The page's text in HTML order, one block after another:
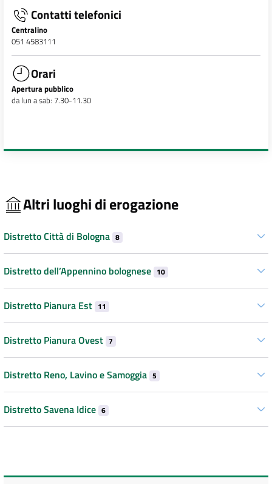
Contatti telefonici
Centralino
051 4583111
Orari
Apertura pubblico
da lun a sab: 7.30-11.30
Altri luoghi di erogazione
Distretto Città di Bologna 8
Distretto dell’Appennino bolognese 10
Distretto Pianura Est 11
Distretto Pianura Ovest 7
Distretto Reno, Lavino e Samoggia 5
Distretto Savena Idice 6